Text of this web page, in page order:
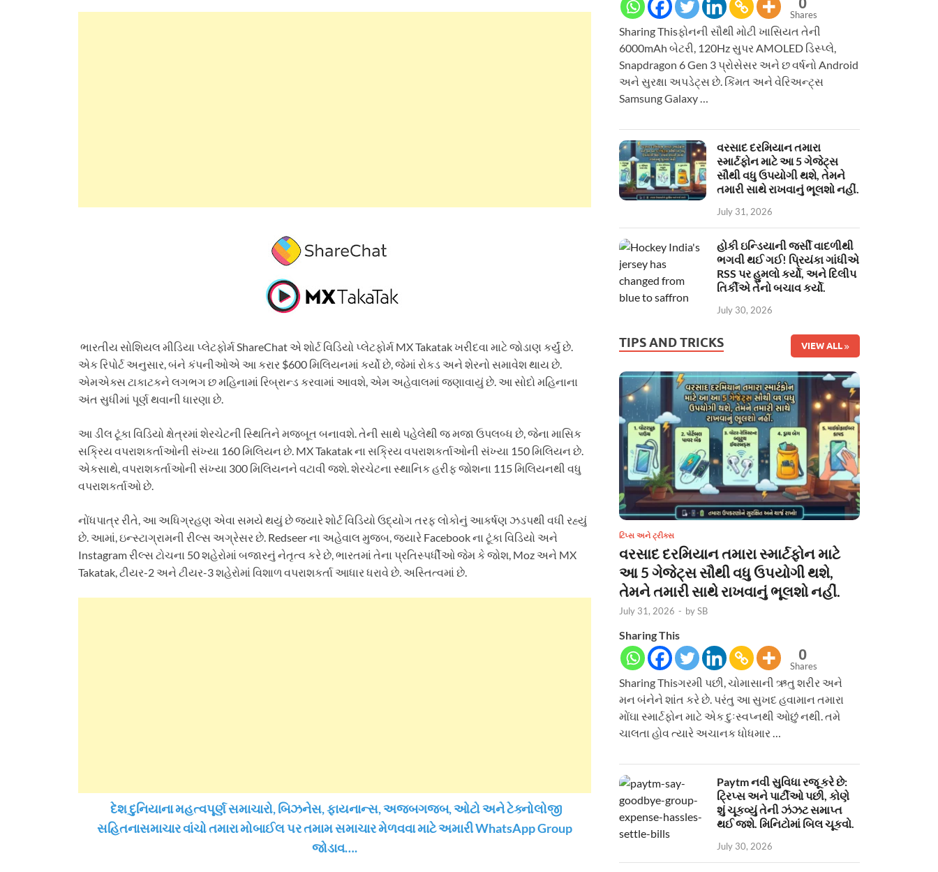
ભારતીય સોશિયલ મીડિયા પ્લેટફોર્મ ShareChat એ શોર્ટ વિડિયો પ્લેટફોર્મ MX Takatak ખરીદવા માટે જોડાણ કર્યું છે.
એક રિપોર્ટ અનુસાર, બંને કંપનીઓએ આ કરાર $600 મિલિયનમાં કર્યો છે, જેમાં રોકડ અને શેરનો સમાવેશ થાય છે.
એમએક્સ ટાકાટકને લગભગ છ મહિનામાં રિબ્રાન્ડ કરવામાં આવશે, એમ અહેવાલમાં જણાવાયું છે. આ સોદો મહિનાના
અંત સુધીમાં પૂર્ણ થવાની ધારણા છે.
આ ડીલ ટૂંકા વિડિયો ક્ષેત્રમાં શેરચેટની સ્થિતિને મજબૂત બનાવશે. તેની સાથે પહેલેથી જ મજા ઉપલબ્ધ છે, જેના માસિક
સક્રિય વપરાશકર્તાઓની સંખ્યા 160 મિલિયન છે. MX Takatak ના સક્રિય વપરાશકર્તાઓની સંખ્યા 150 મિલિયન છે.
એકસાથે, વપરાશકર્તાઓની સંખ્યા 300 મિલિયનને વટાવી જશે. શેરચેટના સ્થાનિક હરીફ જોશના 115 મિલિયનથી વધુ
વપરાશકર્તાઓ છે.
નોંધપાત્ર રીતે, આ અધિગ્રહણ એવા સમયે થયું છે જ્યારે શોર્ટ વિડિયો ઉદ્યોગ તરફ લોકોનું આકર્ષણ ઝડપથી વધી રહ્યું
છે. આમાં, ઇન્સ્ટાગ્રામની રીલ્સ અગ્રેસર છે. Redseer ના અહેવાલ મુજબ, જ્યારે Facebook ના ટૂંકા વિડિયો અને
Instagram રીલ્સ ટોચના 50 શહેરોમાં બજારનું નેતૃત્વ કરે છે, ભારતમાં તેના પ્રતિસ્પર્ધીઓ જેમ કે જોશ, Moz અને MX
Takatak, ટીયર-2 અને ટીયર-3 શહેરોમાં વિશાળ વપરાશકર્તા આધાર ધરાવે છે. અસ્તિત્વમાં છે.
દેશ દુનિયાના મહત્વપૂર્ણ સમાચારો, બિઝનેસ, ફાયનાન્સ, અજબગજબ, ઓટો અને ટેક્નોલોજી
સહિતનાસમાચાર વાંચો તમારા મોબાઈલ પર તમામ સમાચાર મેળવવા માટે અમારી WhatsApp Group
જોડાવ….
Shares
Sharing Thisફોનની સૌથી મોટી ખાસિયત તેની
6000mAh બેટરી, 120Hz સુપર AMOLED ડિસ્પ્લે,
Snapdragon 6 Gen 3 પ્રોસેસર અને છ વર્ષનો Android
અને સુરક્ષા અપડેટ્સ છે. કિંમત અને વેરિઅન્ટ્સ
Samsung Galaxy …
વરસાદ દરમિયાન તમારા
સ્માર્ટફોન માટે આ 5 ગેજેટ્સ
સૌથી વધુ ઉપયોગી થશે, તેમને
તમારી સાથે રાખવાનું ભૂલશો નહીં.
July 31, 2026
હોકી ઇન્ડિયાની જર્સી વાદળીથી
ભગવી થઈ ગઈ! પ્રિયંકા ગાંધીએ
RSS પર હુમલો કર્યો, અને દિલીપ
તિર્કીએ તેનો બચાવ કર્યો.
July 30, 2026
TIPS AND TRICKS VIEW ALL
ટિપ્સ અને ટ્રીક્સ
વરસાદ દરમિયાન તમારા સ્માર્ટફોન માટે
આ 5 ગેજેટ્સ સૌથી વધુ ઉપયોગી થશે,
તેમને તમારી સાથે રાખવાનું ભૂલશો નહીં.
July 31, 2026 - bySB
Sharing This
0
Shares
Sharing Thisગરમી પછી, ચોમાસાની ઋતુ શરીર અને
મન બંનેને શાંત કરે છે. પરંતુ આ સુખદ હવામાન તમારા
મોંઘા સ્માર્ટફોન માટે એક દુઃસ્વપ્નથી ઓછું નથી. તમે
ચાલતા હોવ ત્યારે અચાનક ધોધમાર …
Paytm નવી સુવિધા રજૂ કરે છે:
ટ્રિપ્સ અને પાર્ટીઓ પછી, કોણે
શું ચૂકવ્યું તેની ઝંઝટ સમાપ્ત
થઈ જશે. મિનિટોમાં બિલ ચૂકવો.
July 30, 2026